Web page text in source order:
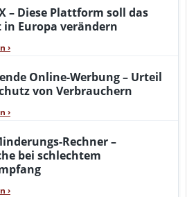
– Diese Plattform soll das
Europa verändern
›
Online-Werbung – Urteil
von Verbrauchern
›
Rechner –
bei schlechtem
›